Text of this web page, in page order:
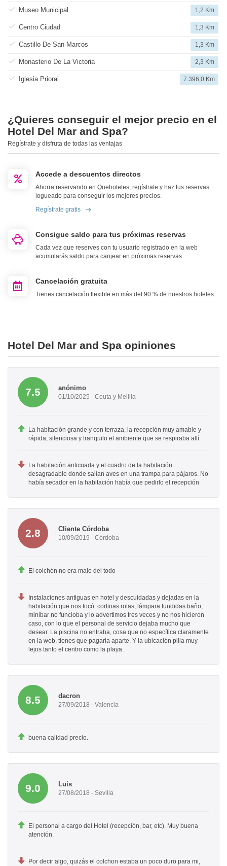
Museo Municipal 1,2 Km
Centro Ciudad 1,3 Km
Castillo De San Marcos 1,3 Km
Monasterio De La Victoria 2,3 Km
Iglesia Prioral 7.396,0 Km
¿Quieres conseguir el mejor precio en el
Hotel Del Mar and Spa?
Regístrate y disfruta de todas las ventajas
Accede a descuentos directos
Ahorra reservando en Quehoteles, regístrate y haz tus reservas
logueado para conseguir los mejores precios.
Regístrate gratis
Consigue saldo para tus próximas reservas
Cada vez que reserves con tu usuario registrado en la web
acumularás saldo para canjear en próximas reservas.
Cancelación gratuita
Tienes cancelación flexible en más del 90 % de nuestros hoteles.
Hotel Del Mar and Spa opiniones
7.5 anónimo
01/10/2025 - Ceuta y Melilla
La habitación grande y con terraza, la recepción muy amable y
rápida, silenciosa y tranquilo el ambiente que se respiraba allí
La habitación anticuada y el cuadro de la habitación
desagradable donde salían aves en una trampa para pájaros. No
había secador en la habitación había que pedirlo el recepción
2.8 Cliente Córdoba
10/09/2019 - Córdoba
El colchón no era malo del todo
Instalaciones antiguas en hotel y descuidadas y dejadas en la
habitación que nos tocó: cortinas rotas, lámpara fundidas baño,
minibar no funcioba y lo advertimos tres veces y no nos hicieron
caso, con lo que el personal de servicio dejaba mucho que
desear. La piscina no entraba, cosa que no específica claramente
en la web, tienes que pagarla aparte. Y la ubicación pilla muy
lejos tanto el centro como la playa.
8.5 dacron
27/09/2018 - Valencia
buena calidad precio.
9.0 Luis
27/08/2018 - Sevilla
El personal a cargo del Hotel (recepción, bar, etc). Muy buena
atención.
Por decir algo, quizás el colchon estaba un poco duro para mi,